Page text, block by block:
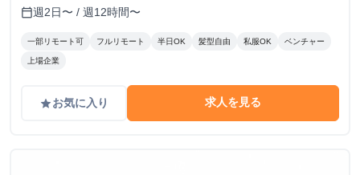
calendar_today週2日〜 / 週12時間〜
一部リモート可 フルリモート 半日OK 髪型自由 私服OK ベンチャー
上場企業
gradeお気に入り 求人を見る